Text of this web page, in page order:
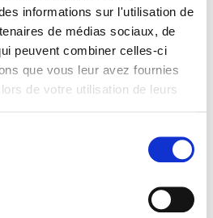
informations sur l'utilisation de
de médias sociaux, de
peuvent combiner celles-ci
que vous leur avez fournies
de votre utilisation de leurs
Political